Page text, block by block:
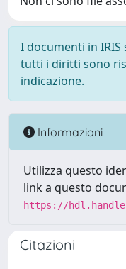
I documenti in
tutti i diritti sono
indicazione.
Informazioni
Utilizza questo
link a questo
https://
Citazioni